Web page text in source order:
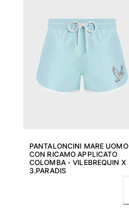
PANTALONCINI MARE UOMO
CON RICAMO APPLICATO
COLOMBA - VILEBREQUIN X
3.PARADIS